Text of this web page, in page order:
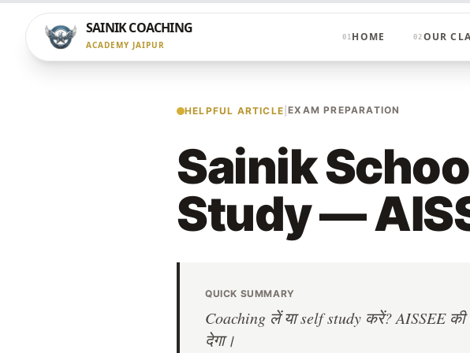
SAINIK COACHING
ACADEMY JAIPUR
01 HOME 02 OUR
HELPFUL ARTICLE |EXAM PREPARATION
Sainik
Study —
QUICK SUMMARY
Coaching लें या self study करें? AISSEE
देगा।